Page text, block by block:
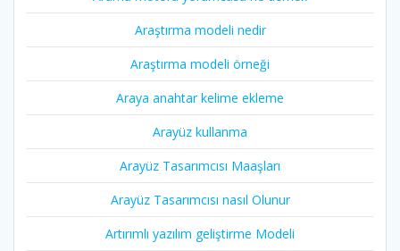
Araştırma modeli nedir
Araştırma modeli örneği
Araya anahtar kelime ekleme
Arayüz kullanma
Arayüz Tasarımcısı Maaşları
Arayüz Tasarımcısı nasıl Olunur
Artırımlı yazılım geliştirme Modeli